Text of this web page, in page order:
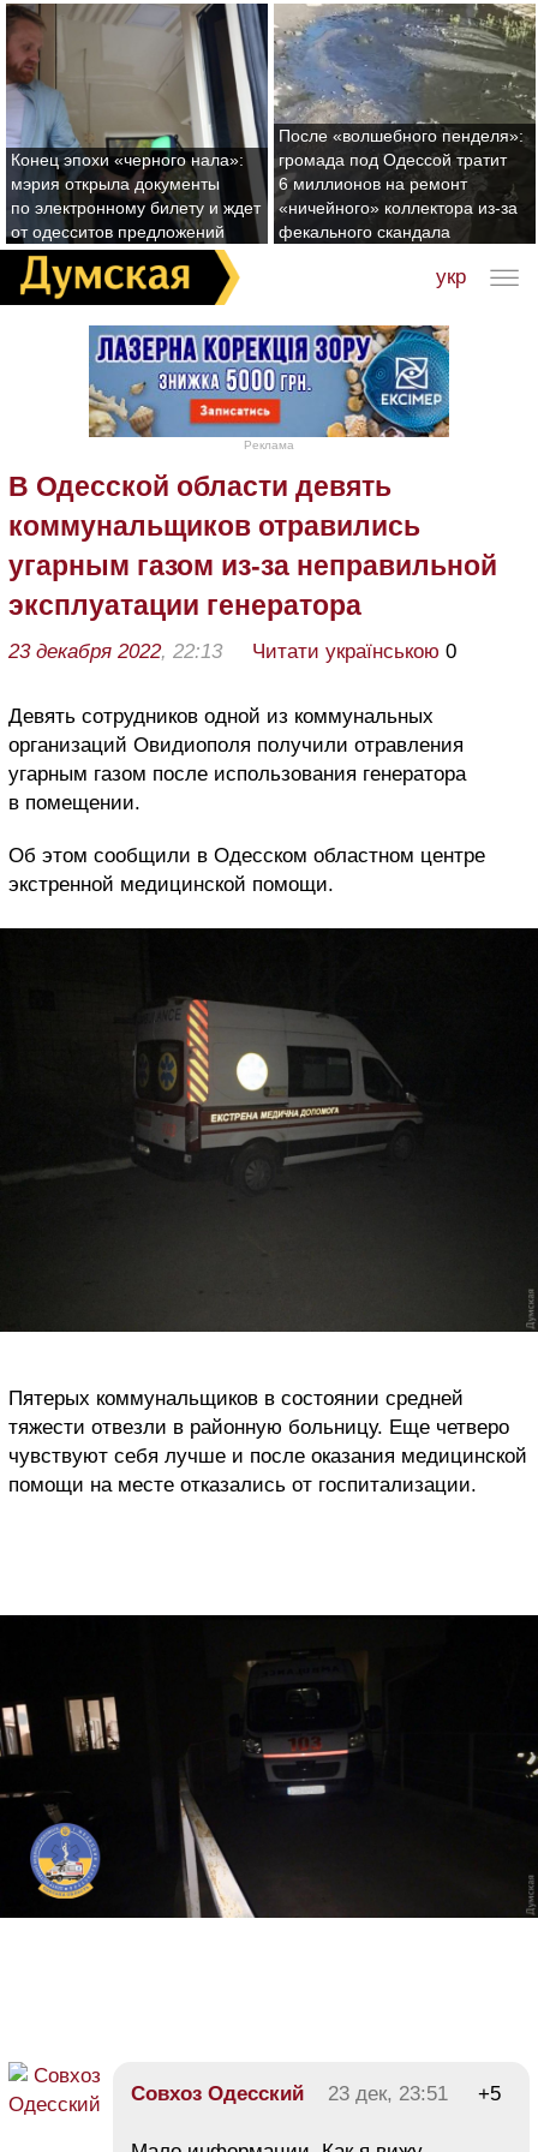
Конец эпохи «черного нала»:
мэрия открыла документы
по электронному билету и ждет
от одесситов предложений
После «волшебного пенделя»:
громада под Одессой тратит
6 миллионов на ремонт
«ничейного» коллектора из-за
фекального скандала
укр
Реклама
В Одесской области девять
коммунальщиков отравились
угарным газом из-за неправильной
эксплуатации генератора
23 декабря 2022, 22:13 Читати українською 0
Девять сотрудников одной из коммунальных
организаций Овидиополя получили отравления
угарным газом после использования генератора
в помещении.
Об этом сообщили в Одесском областном центре
экстренной медицинской помощи.
Пятерых коммунальщиков в состоянии средней
тяжести отвезли в районную больницу. Еще четверо
чувствуют себя лучше и после оказания медицинской
помощи на месте отказались от госпитализации.
Совхоз Одесский 23 дек, 23:51 +5